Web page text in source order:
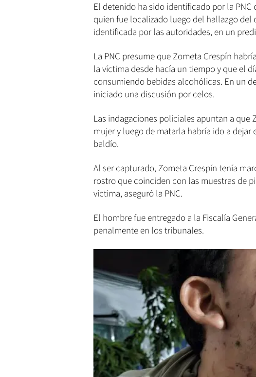
El detenido ha sido identificado por la
quien fue localizado luego del hallazgo del
identificada por las autoridades, en un
La PNC presume que Zometa Crespín
la víctima desde hacía un tiempo y que el
consumiendo bebidas alcohólicas. En un
iniciado una discusión por celos.
Las indagaciones policiales apuntan a que
mujer y luego de matarla habría ido a
baldío.
Al ser capturado, Zometa Crespín tenía
rostro que coinciden con las muestras de
víctima, aseguró la PNC.
El hombre fue entregado a la Fiscalía
penalmente en los tribunales.